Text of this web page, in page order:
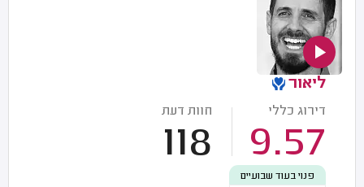
ליאור
דירוג כללי
9.57
חוות דעת
118
פנוי בעוד שבועיים